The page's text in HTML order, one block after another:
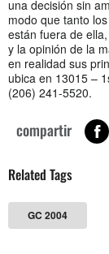
una decisión sin
modo que tanto
están fuera de
y la opinión de la
en realidad sus
ubica en 13015 –
(206) 241-5520.
compartir
Related Tags
GC 2004